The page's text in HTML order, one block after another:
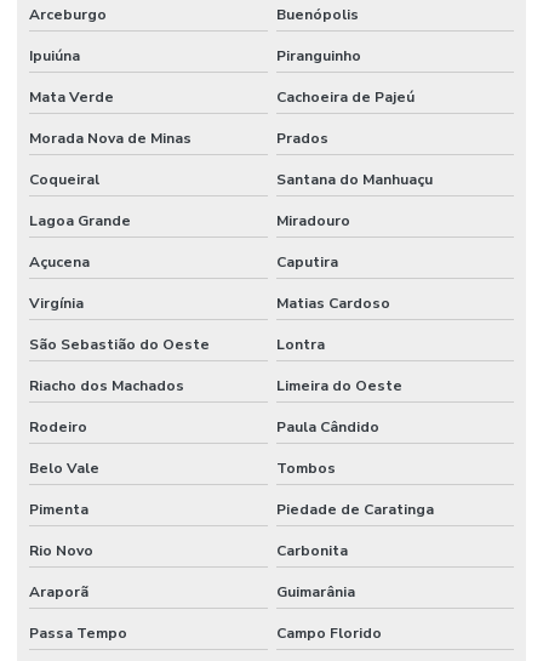
Arceburgo Buenópolis
Ipuiúna Piranguinho
Mata Verde Cachoeira de Pajeú
Morada Nova de Minas Prados
Coqueiral Santana do Manhuaçu
Lagoa Grande Miradouro
Açucena Caputira
Virgínia Matias Cardoso
São Sebastião do Oeste Lontra
Riacho dos Machados Limeira do Oeste
Rodeiro Paula Cândido
Belo Vale Tombos
Pimenta Piedade de Caratinga
Rio Novo Carbonita
Araporã Guimarânia
Passa Tempo Campo Florido